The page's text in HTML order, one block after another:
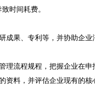
时间耗费。
果、专利等，并协助企
流程规程，把握企业在申
料，并评估企业现有的